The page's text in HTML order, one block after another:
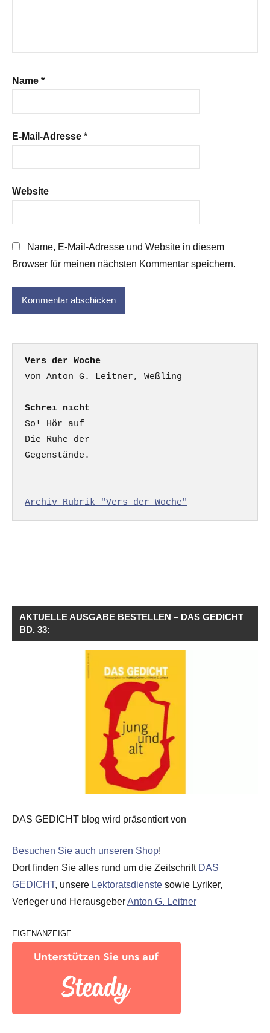
Name *
E-Mail-Adresse *
Website
Name, E-Mail-Adresse und Website in diesem
Browser für meinen nächsten Kommentar speichern.
Vers der Woche
Schrei nicht
So! Hör auf
Die Ruhe der
Gegenstände.
Archiv Rubrik "Vers der Woche"
AKTUELLE AUSGABE BESTELLEN – DAS GEDICHT
BD. 33:
DAS GEDICHT blog wird präsentiert von
Besuchen Sie auch unseren Shop!
Dort finden Sie alles rund um die Zeitschrift DAS
GEDICHT, unsere Lektoratsdienste sowie Lyriker,
Verleger und HerausgeberAnton G. Leitner
EIGENANZEIGE